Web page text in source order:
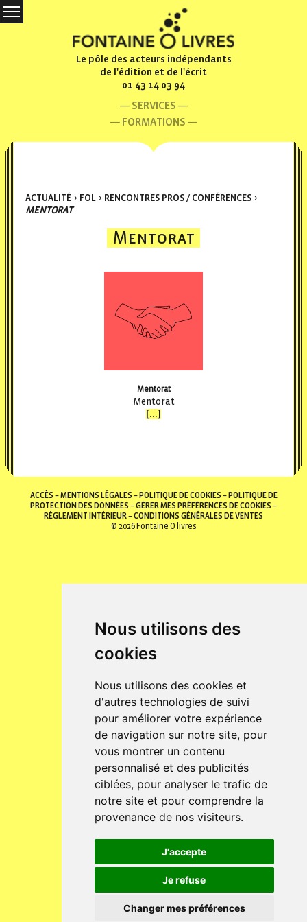
Nous utilisons des
cookies
Nous utilisons des cookies et
d'autres technologies de suivi
pour améliorer votre expérience
de navigation sur notre site, pour
vous montrer un contenu
personnalisé et des publicités
ciblées, pour analyser le trafic de
notre site et pour comprendre la
provenance de nos visiteurs.
J'accepte
Je refuse
Changer mes préférences
Le pôle des acteurs indépendants
de l'édition et de l'écrit
01 43 14 03 94
SERVICES
FORMATIONS
ACTUALITÉ > FOL > RENCONTRES PROS / CONFÉRENCES >
MENTORAT
Mentorat
Mentorat
Mentorat
[...]
ACCÈS MENTIONS LÉGALES POLITIQUE DE COOKIES
POLITIQUE DE
PROTECTION DES DONNÉES
GÉRER MES PRÉFÈRENCES DE COOKIES
RÉGLEMENT INTÉRIEUR
CONDITIONS GÉNÉRALES DE VENTES
© 2026 Fontaine O livres